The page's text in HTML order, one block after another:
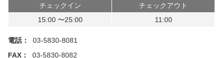
チェックイン
チェックアウト
15:00 〜25:00
11:00
電話：
03-5830-8081
FAX：
03-5830-8082